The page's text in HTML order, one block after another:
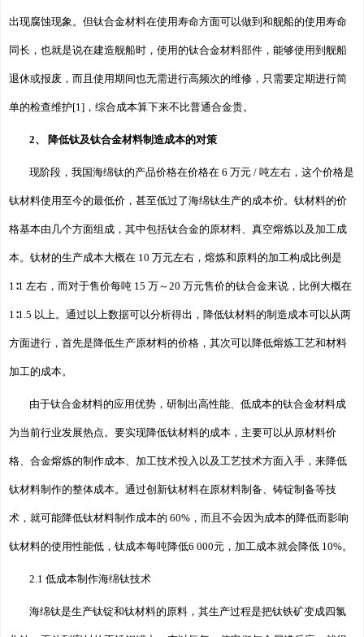
出现腐蚀现象。但钛合金材料在使用寿命方面可以做到和舰船的使用寿命
同长，也就是说在建造舰船时，使用的钛合金材料部件，能够使用到舰船
退休或报废，而且使用期间也无需进行高频次的维修，只需要定期进行简
单的检查维护[1]，综合成本算下来不比普通合金贵。
2、 降低钛及钛合金材料制造成本的对策
现阶段，我国海绵钛的产品价格在价格在 6 万元 / 吨左右，这个价格是
钛材料使用至今的最低价，甚至低过了海绵钛生产的成本价。钛材料的价
格基本由几个方面组成，其中包括钛合金的原材料、真空熔炼以及加工成
本。钛材的生产成本大概在 10 万元左右，熔炼和原料的加工构成比例是
1∶1 左右，而对于售价每吨 15 万～20 万元售价的钛合金来说，比例大概在
1∶1.5 以上。通过以上数据可以分析得出，降低钛材料的制造成本可以从两
方面进行，首先是降低生产原材料的价格，其次可以降低熔炼工艺和材料
加工的成本。
由于钛合金材料的应用优势，研制出高性能、低成本的钛合金材料成
为当前行业发展热点。要实现降低钛材料的成本，主要可以从原材料价
格、合金熔炼的制作成本、加工技术投入以及工艺技术方面入手，来降低
钛材料制作的整体成本。通过创新钛材料在原材料制备、铸锭制备等技
术，就可能降低钛材料制作成本的 60%，而且不会因为成本的降低而影响
钛材料的使用性能低，钛成本每吨降低6 000元，加工成本就会降低 10%。
2.1 低成本制作海绵钛技术
海绵钛是生产钛锭和钛材料的原料，其生产过程是把钛铁矿变成四氯